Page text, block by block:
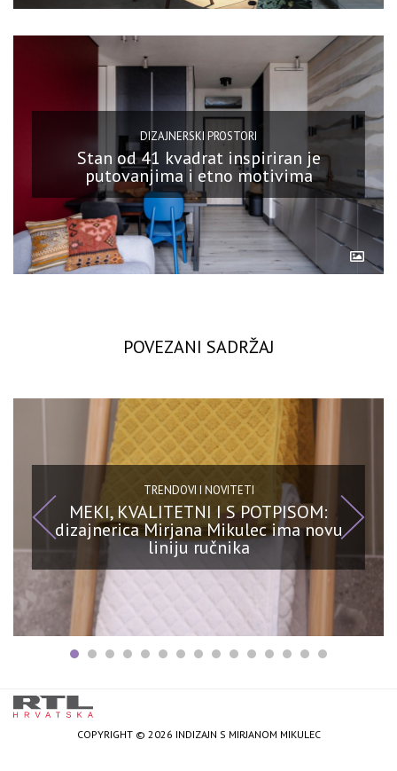
DIZAJNERSKI PROSTORI
Stan od 41 kvadrat inspiriran je
putovanjima i etno motivima
POVEZANI SADRŽAJ
TRENDOVI I NOVITETI
MEKI, KVALITETNI I S POTPISOM:
dizajnerica Mirjana Mikulec ima novu
liniju ručnika
COPYRIGHT © 2026 INDIZAJN S MIRJANOM MIKULEC